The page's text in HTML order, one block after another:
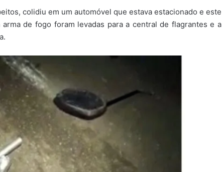
colidiu em um automóvel que estava estacionado e este
de fogo foram levadas para a central de flagrantes e a